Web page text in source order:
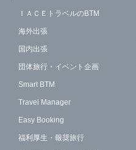
ＩＡＣＥトラベルのBTM
海外出張
国内出張
団体旅行・イベント企画
Smart BTM
Travel Manager
Easy Booking
福利厚生・報奨旅行